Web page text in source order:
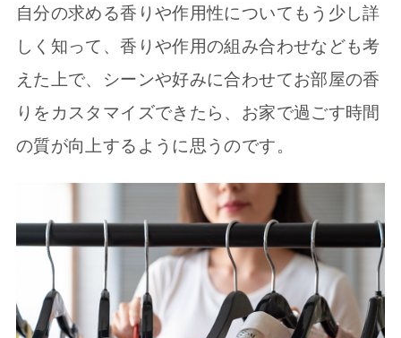
自分の求める香りや作用性についてもう少し詳
しく知って、香りや作用の組み合わせなども考
えた上で、シーンや好みに合わせてお部屋の香
りをカスタマイズできたら、お家で過ごす時間
の質が向上するように思うのです。